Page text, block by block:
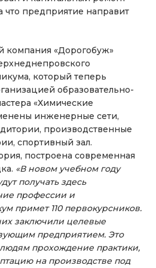
что предприятие направит
компания «Дорогобуж»
который теперь
образовательно-
«Химические
инженерные сети,
производственные
спортивный зал.
построена современная
«В новом учебном году
получать здесь
профессии и
примет 110 первокурсников.
заключили целевые
предприятием. Это
прохождение практики,
на производстве под